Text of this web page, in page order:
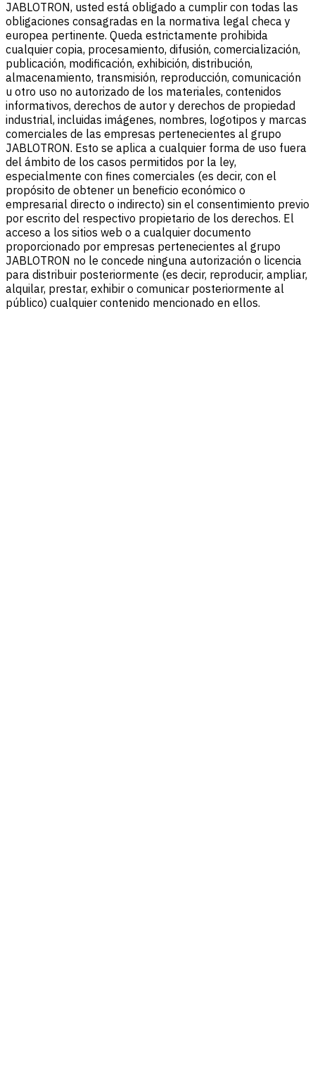
JABLOTRON, usted está obligado a cumplir con todas las
obligaciones consagradas en la normativa legal checa y
europea pertinente. Queda estrictamente prohibida
cualquier copia, procesamiento, difusión, comercialización,
publicación, modificación, exhibición, distribución,
almacenamiento, transmisión, reproducción, comunicación
u otro uso no autorizado de los materiales, contenidos
informativos, derechos de autor y derechos de propiedad
industrial, incluidas imágenes, nombres, logotipos y marcas
comerciales de las empresas pertenecientes al grupo
JABLOTRON. Esto se aplica a cualquier forma de uso fuera
del ámbito de los casos permitidos por la ley,
especialmente con fines comerciales (es decir, con el
propósito de obtener un beneficio económico o
empresarial directo o indirecto) sin el consentimiento previo
por escrito del respectivo propietario de los derechos. El
acceso a los sitios web o a cualquier documento
proporcionado por empresas pertenecientes al grupo
JABLOTRON no le concede ninguna autorización o licencia
para distribuir posteriormente (es decir, reproducir, ampliar,
alquilar, prestar, exhibir o comunicar posteriormente al
público) cualquier contenido mencionado en ellos.